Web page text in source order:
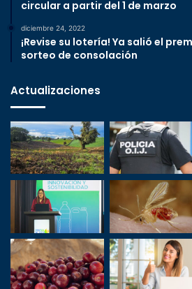
circular a partir del 1 de marzo
diciembre 24, 2022
¡Revise su lotería! Ya salió el
sorteo de consolación
Actualizaciones